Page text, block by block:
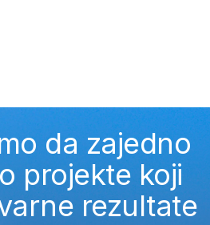
da zajedno
projekte koji
rezultate